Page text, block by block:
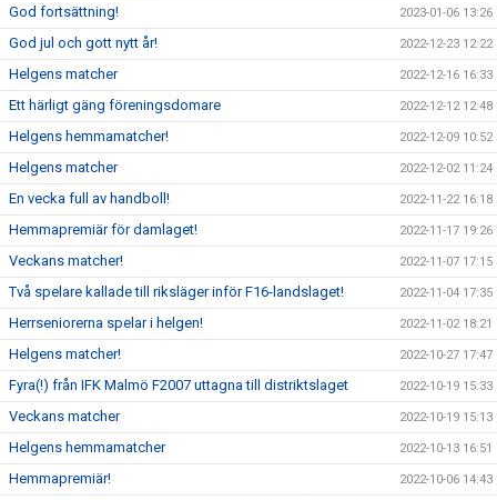
God fortsättning! 2023-01-06 13:26
God jul och gott nytt år! 2022-12-23 12:22
Helgens matcher 2022-12-16 16:33
Ett härligt gäng föreningsdomare 2022-12-12 12:48
Helgens hemmamatcher! 2022-12-09 10:52
Helgens matcher 2022-12-02 11:24
En vecka full av handboll! 2022-11-22 16:18
Hemmapremiär för damlaget! 2022-11-17 19:26
Veckans matcher! 2022-11-07 17:15
Två spelare kallade till riksläger inför F16-landslaget! 2022-11-04 17:35
Herrseniorerna spelar i helgen! 2022-11-02 18:21
Helgens matcher! 2022-10-27 17:47
Fyra(!) från IFK Malmö F2007 uttagna till distriktslaget 2022-10-19 15:33
Veckans matcher 2022-10-19 15:13
Helgens hemmamatcher 2022-10-13 16:51
Hemmapremiär! 2022-10-06 14:43